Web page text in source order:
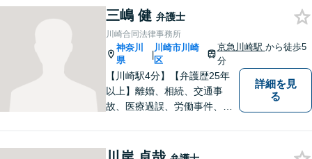
と情熱により実現してまいり
ます！お気軽にご相談を！
【初回相談無料】
三嶋 健 弁護士
川崎合同法律事務所
神奈川
県
|
川崎市川崎
区
京急川崎駅 から徒歩5
分
【川崎駅4分】【弁護歴25年
以上】離婚、相続、交通事
故、医療過誤、労働事件、会
皆様を守れるよう尽力してい
詳細を見
る